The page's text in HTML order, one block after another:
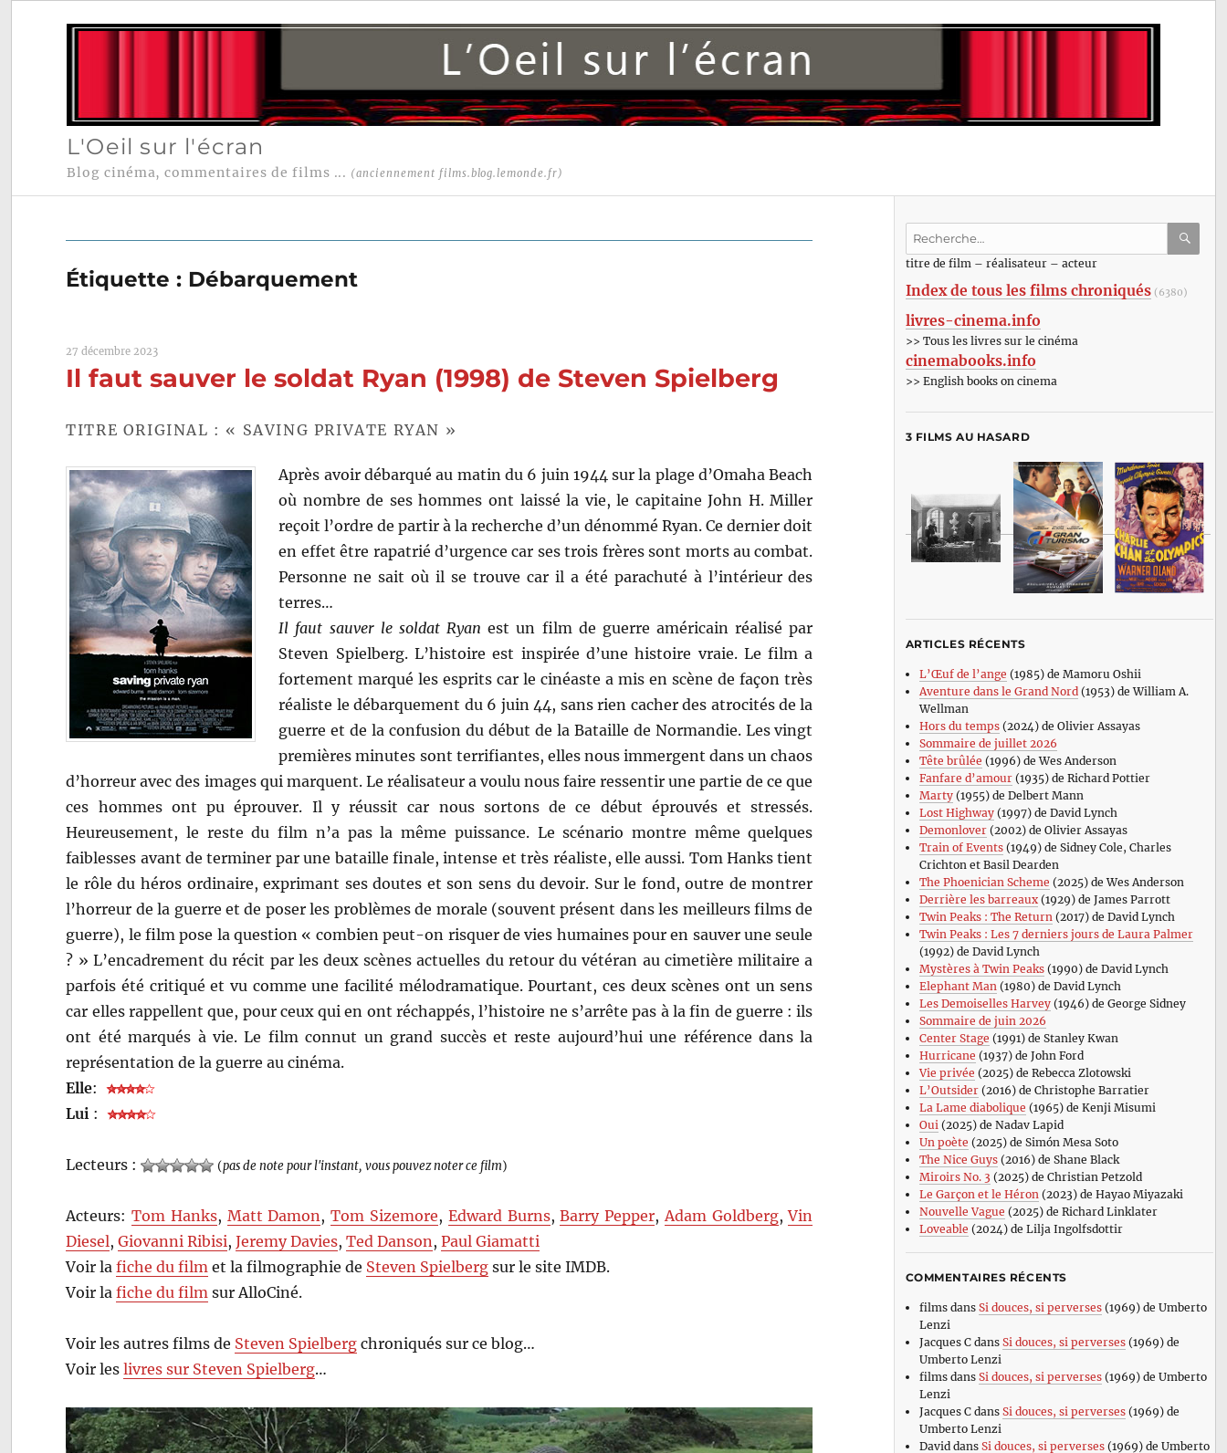
L'Oeil sur l'écran
Blog cinéma, commentaires de films ... (anciennement films.blog.lemonde.fr)
Étiquette : Débarquement
27 décembre 2023
Il faut sauver le soldat Ryan (1998) de Steven Spielberg
TITRE ORIGINAL : « SAVING PRIVATE RYAN »
Après avoir débarqué au matin du 6 juin 1944 sur la plage d’Omaha Beach
où nombre de ses hommes ont laissé la vie, le capitaine John H. Miller
reçoit l’ordre de partir à la recherche d’un dénommé Ryan. Ce dernier doit
en effet être rapatrié d’urgence car ses trois frères sont morts au combat.
Personne ne sait où il se trouve car il a été parachuté à l’intérieur des
terres…
Il faut sauver le soldat Ryan est un film de guerre américain réalisé par
Steven Spielberg. L’histoire est inspirée d’une histoire vraie. Le film a
fortement marqué les esprits car le cinéaste a mis en scène de façon très
réaliste le débarquement du 6 juin 44, sans rien cacher des atrocités de la
guerre et de la confusion du début de la Bataille de Normandie. Les vingt
premières minutes sont terrifiantes, elles nous immergent dans un chaos
d’horreur avec des images qui marquent. Le réalisateur a voulu nous faire ressentir une partie de ce que
ces hommes ont pu éprouver. Il y réussit car nous sortons de ce début éprouvés et stressés.
Heureusement, le reste du film n’a pas la même puissance. Le scénario montre même quelques
faiblesses avant de terminer par une bataille finale, intense et très réaliste, elle aussi. Tom Hanks tient
le rôle du héros ordinaire, exprimant ses doutes et son sens du devoir. Sur le fond, outre de montrer
l’horreur de la guerre et de poser les problèmes de morale (souvent présent dans les meilleurs films de
guerre), le film pose la question « combien peut-on risquer de vies humaines pour en sauver une seule
? » L’encadrement du récit par les deux scènes actuelles du retour du vétéran au cimetière militaire a
parfois été critiqué et vu comme une facilité mélodramatique. Pourtant, ces deux scènes ont un sens
car elles rappellent que, pour ceux qui en ont réchappés, l’histoire ne s’arrête pas à la fin de guerre : ils
ont été marqués à vie. Le film connut un grand succès et reste aujourd’hui une référence dans la
représentation de la guerre au cinéma.
Elle:
Lui :
Lecteurs : (pas de note pour l'instant, vous pouvez noter ce film)
Acteurs:Tom Hanks, Matt Damon ,Tom Sizemore, Edward Burns,Barry Pepper, Adam Goldberg,Vin
Diesel,Giovanni Ribisi,Jeremy Davies,Ted Danson ,Paul Giamatti
Voir lafiche du film et la filmographie de Steven Spielberg sur le site IMDB.
Voir lafiche du film sur AlloCiné.
Voir les autres films de Steven Spielberg chroniqués sur ce blog…
Voir leslivres sur Steven Spielberg…
Recherche
:titre de film – réalisateur – acteur
Index de tous les films chroniqués (6380)
livres-cinema.info
>> Tous les livres sur le cinéma
cinemabooks.info
>> English books on cinema
3 FILMS AU HASARD
ARTICLES RÉCENTS
L’Œuf de l’ange (1985) de Mamoru Oshii
Aventure dans le Grand Nord(1953) de William A.
Wellman
Hors du temps(2024) de Olivier Assayas
Sommaire de juillet 2026
Tête brûlée (1996) de Wes Anderson
Fanfare d’amour(1935) de Richard Pottier
Marty(1955) de Delbert Mann
Lost Highway(1997) de David Lynch
Demonlover(2002) de Olivier Assayas
Train of Events(1949) de Sidney Cole, Charles
Crichton et Basil Dearden
The Phoenician Scheme (2025) de Wes Anderson
Derrière les barreaux(1929) de James Parrott
Twin Peaks : The Return(2017) de David Lynch
Twin Peaks : Les 7 derniers jours de Laura Palmer
(1992) de David Lynch
Mystères à Twin Peaks(1990) de David Lynch
Elephant Man(1980) de David Lynch
Les Demoiselles Harvey(1946) de George Sidney
Sommaire de juin 2026
Center Stage (1991) de Stanley Kwan
Hurricane (1937) de John Ford
Vie privée (2025) de Rebecca Zlotowski
L’Outsider(2016) de Christophe Barratier
La Lame diabolique (1965) de Kenji Misumi
Oui(2025) de Nadav Lapid
Un poète (2025) de Simón Mesa Soto
The Nice Guys(2016) de Shane Black
Miroirs No. 3 (2025) de Christian Petzold
Le Garçon et le Héron(2023) de Hayao Miyazaki
Nouvelle Vague (2025) de Richard Linklater
Loveable (2024) de Lilja Ingolfsdottir
COMMENTAIRES RÉCENTS
filmsdans Si douces, si perverses(1969) de Umberto
Lenzi
Jacques Cdans Si douces, si perverses(1969) de
Umberto Lenzi
filmsdans Si douces, si perverses(1969) de Umberto
Lenzi
Jacques Cdans Si douces, si perverses(1969) de
Umberto Lenzi
David dans Si douces, si perverses(1969) de Umberto